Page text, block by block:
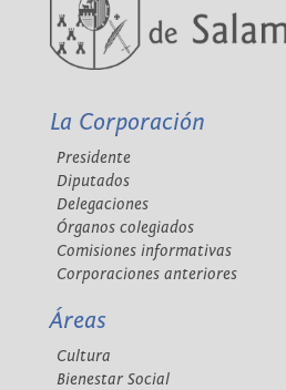
La Corporación
Presidente
Diputados
Delegaciones
Órganos colegiados
Comisiones informativas
Corporaciones anteriores
Áreas
Cultura
Bienestar Social